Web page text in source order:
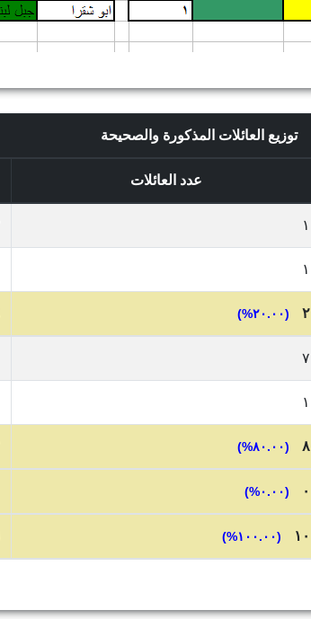
توزيع العائلات المذكورة والصحيحة
عدد العائلات
١
١
٢ (٢٠.٠٠%)
٧
١
٨ (٨٠.٠٠%)
٠ (٠.٠٠%)
١٠ (١٠٠.٠٠%)